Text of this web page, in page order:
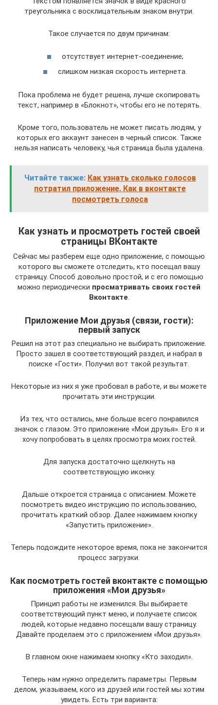
треугольника с восклицательным знаком внутри.
Такое случается по двум причинам:
отсутствует интернет-соединение;
слишком низкая скорость интернета.
Пока проблема не будет решена, лучше скопировать
текст, например в «Блокнот», чтобы его не потерять.
Кроме того, пользователь не может писать людям, у
которых его аккаунт занесен в черный список. Также
нельзя написать человеку, чья страница была удалена.
Читайте также: Как узнать сколько голосов
потратил приложение. Как в вконтакте
посмотреть голоса
Как узнать и просмотреть гостей своей
страницы ВКонтакте
Сейчас мы разберем еще одно приложение, с помощью
которого вы сможете отследить, кто посещал вашу
страницу. Способ довольно простой, и с его помощью
можно периодически просматривать своих гостей
Вконтакте.
Приложение Мои друзья (связи, гости):
первый запуск
Решил на этот раз специально не выбирать приложение.
Просто зашел в соответствующий раздел, и набрал в
поиске «Гости». Получил вот такой результат.
Некоторые из них я уже пробовал в работе, и вы можете
прочитать эти инструкции.
Из тех, что остались, мне больше всего понравился
значок с глазом. Это приложение «Мои друзья». Его я и
хочу попробовать в целях просмотра моих гостей.
Для запуска достаточно щелкнуть на
соответствующую иконку.
Дальше откроется страница с описанием. Можете
посмотреть видео инструкцию по использованию,
прочитать краткий обзор. Далее нажимаем кнопку
«Запустить приложение».
Теперь подождите некоторое время, пока не закончится
процесс загрузки.
Как посмотреть гостей вконтакте с помощью
приложения «Мои друзья»
Принцип работы не изменился. Вы выбираете
соответствующий пункт меню, и получаете список
людей, которые недавно посещали вашу страницу.
Давайте проделаем это с приложением «Мои друзья».
В главном окне нажимаем кнопку «Кто заходил».
Теперь нам нужно определить параметры. Первым
делом, указываем, кого из друзей или гостей мы хотим
увидеть. Есть три варианта: